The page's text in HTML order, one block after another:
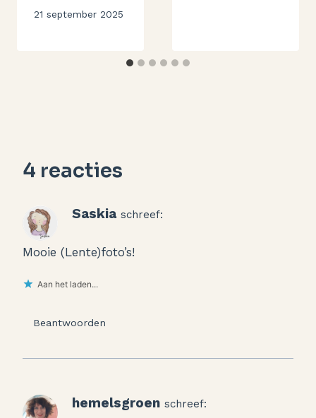
Door
21 september 2025
4 reacties
Saskia schreef:
Mooie (Lente)foto’s!
Aan het laden...
Beantwoorden
hemelsgroen schreef: